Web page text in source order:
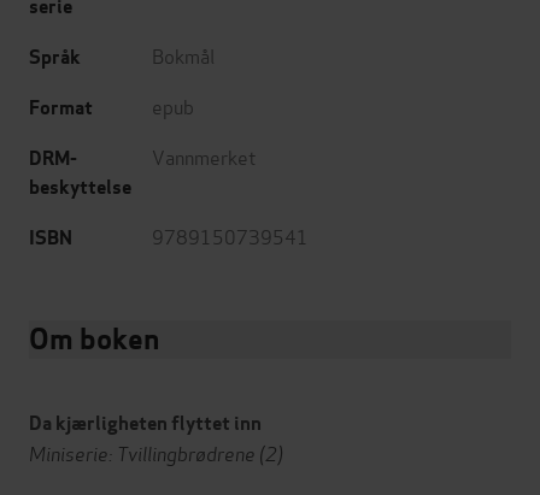
serie
Språk Bokmål
Format epub
DRM-
beskyttelse
Vannmerket
ISBN 9789150739541
Om boken
Da kjærligheten flyttet inn
Miniserie: Tvillingbrødrene (2)